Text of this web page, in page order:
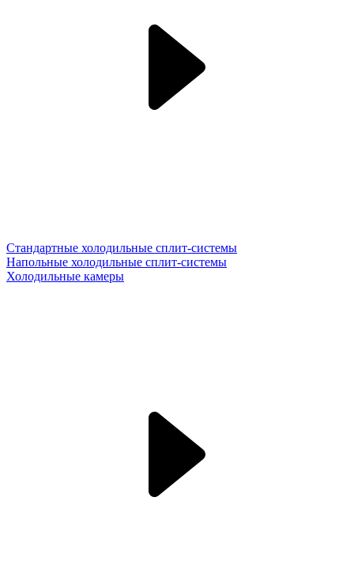
Стандартные холодильные сплит-системы
Напольные холодильные сплит-системы
Холодильные камеры